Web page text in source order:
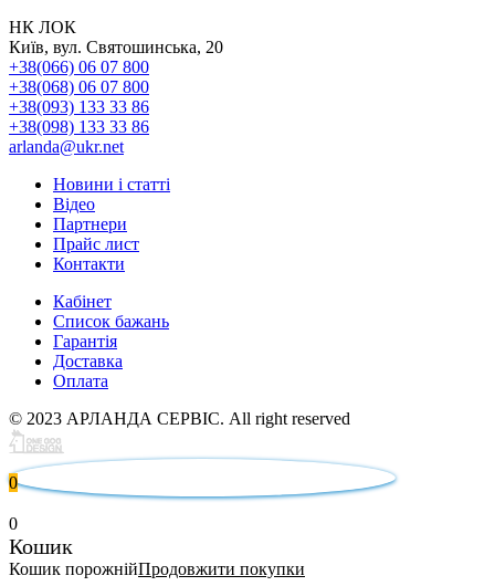
НК ЛОК
Київ, вул. Святошинська, 20
+38(066) 06 07 800
+38(068) 06 07 800
+38(093) 133 33 86
+38(098) 133 33 86
arlanda@ukr.net
Новини і статті
Відео
Партнери
Прайс лист
Контакти
Кабінет
Список бажань
Гарантія
Доставка
Оплата
© 2023 АРЛАНДА СЕРВІС. All right reserved
0
0
Кошик
Кошик порожнійПродовжити покупки